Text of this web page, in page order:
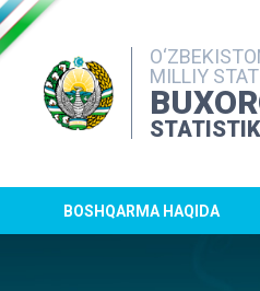
MILLIY
BOSHQARMA HAQIDA